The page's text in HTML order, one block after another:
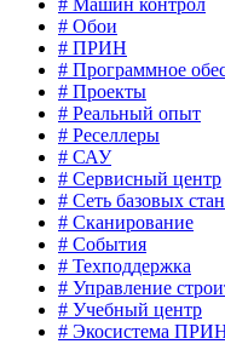
# Машин контрол
# Обои
# ПРИН
# Программное
# Проекты
# Реальный опыт
# Реселлеры
# САУ
# Сервисный центр
# Сеть базовых
# Сканирование
# События
# Техподдержка
# Управление
# Учебный центр
# Экосистема